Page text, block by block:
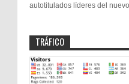
autotitulados líderes del
TRÁFICO